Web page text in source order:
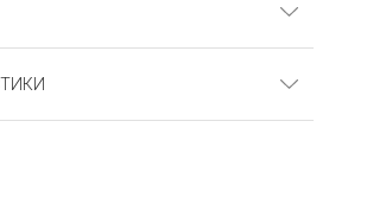
(микрооверлок, кнопки).